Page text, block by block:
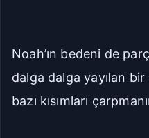
Noah’ın bedeni de
dalga dalga yayılan
bazı kısımları